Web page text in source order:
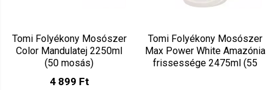
Tomi Folyékony Mosószer
Color Mandulatej 2250ml
(50 mosás)
4 899 Ft
Tomi Folyékony Mosószer
Max Power White Amazónia
frissessége 2475ml (55